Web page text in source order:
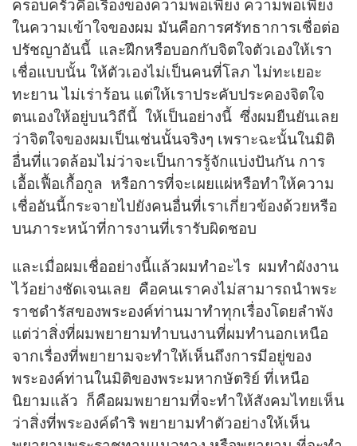
ครอบครัวคือเรื่องของความพอเพียง ความพอเพียง
ในความเข้าใจของผม มันคือการศรัทธาการเชื่อต่อ
ปรัชญาอันนี้ และฝึกหรือบอกกับจิตใจตัวเองให้เรา
เชื่อแบบนั้น ให้ตัวเองไม่เป็นคนที่โลภ ไม่ทะเยอะ
ทะยาน ไม่เร่าร้อน แต่ให้เราประคับประคองจิตใจ
ตนเองให้อยู่บนวิถีนี้ ให้เป็นอย่างนี้ ซึ่งผมยืนยันเลย
ว่าจิตใจของผมเป็นเช่นนั้นจริงๆ เพราะฉะนั้นในมิติ
อื่นที่แวดล้อมไม่ว่าจะเป็นการรู้จักแบ่งปันกัน การ
เอื้อเฟื้อเกื้อกูล หรือการที่จะเผยแผ่หรือทำให้ความ
เชื่ออันนี้กระจายไปยังคนอื่นที่เราเกี่ยวข้องด้วยหรือ
บนภาระหน้าที่การงานที่เรารับผิดชอบ
และเมื่อผมเชื่ออย่างนี้แล้วผมทำอะไร ผมทำผังงาน
ไว้อย่างชัดเจนเลย คือคนเราคงไม่สามารถนำพระ
ราชดำรัสของพระองค์ท่านมาทำทุกเรื่องโดยลำพัง
แต่ว่าสิ่งที่ผมพยายามทำบนงานที่ผมทำนอกเหนือ
จากเรื่องที่พยายามจะทำให้เห็นถึงการมีอยู่ของ
พระองค์ท่านในมิติของพระมหากษัตริย์ ที่เหนือ
นิยามแล้ว ก็คือผมพยายามที่จะทำให้สังคมไทยเห็น
ว่าสิ่งที่พระองค์ดำริ พยายามทำตัวอย่างให้เห็น